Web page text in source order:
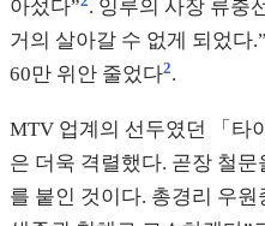
아섰다” . 잉루의 사장 류충
거의 살아갈 수 없게 되었다
60만 위안 줄었다2.
MTV 업계의 선두였던 「타
은 더욱 격렬했다. 곧장 철
를 붙인 것이다. 총경리 우